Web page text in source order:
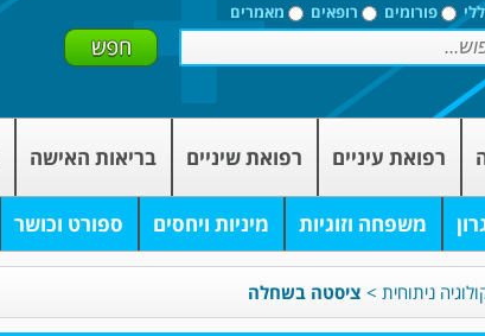
פורומים רופאים מאמרים
רפואת עיניים רפואת שיניים בריאות האישה
משפחה וזוגיות מיניות ויחסים ספורט וכושר
ניתוחית > ציסטה בשחלה